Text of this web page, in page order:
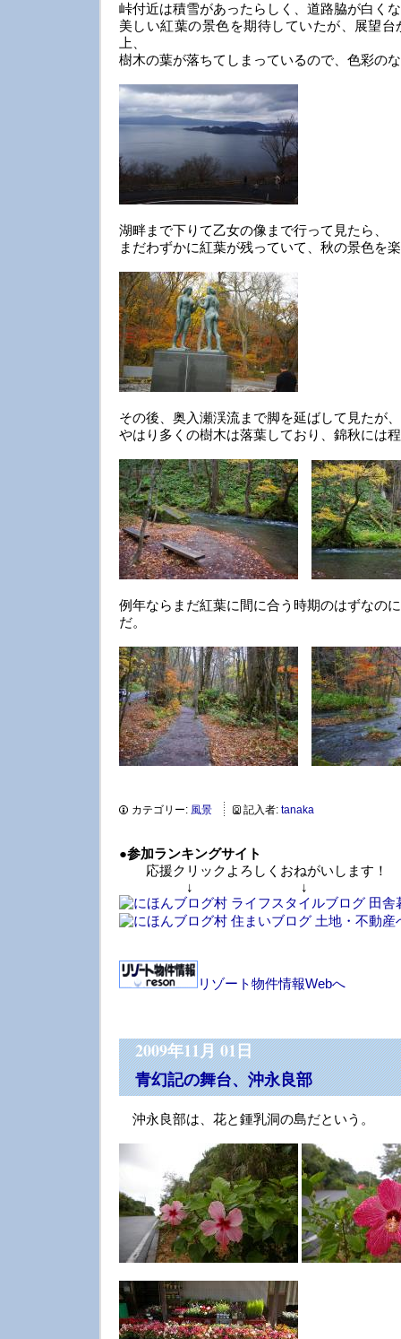
峠付近は積雪があったらしく、道路脇が白く
美しい紅葉の景色を期待していたが、展望
上、
樹木の葉が落ちてしまっているので、色彩の
湖畔まで下りて乙女の像まで行って見たら、
まだわずかに紅葉が残っていて、秋の景色を
その後、奥入瀬渓流まで脚を延ばして見たが、
やはり多くの樹木は落葉しており、錦秋には
例年ならまだ紅葉に間に合う時期のはずなの
だ。
カテゴリー: 風景 記入者: tanaka
●参加ランキングサイト
応援クリックよろしくおねがいします！
↓ ↓
リゾート物件情報Webへ
2009年11月 01日
青幻記の舞台、沖永良部
沖永良部は、花と鍾乳洞の島だという。